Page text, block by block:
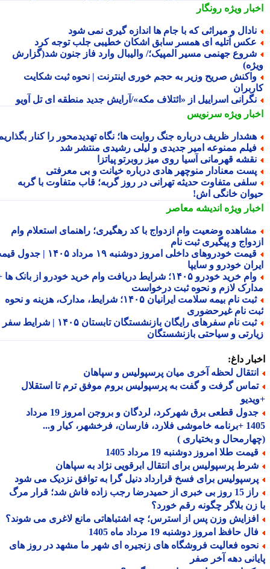
ویژهرونگار
و میراثی که با جام ها اندازه گیری نمی شود
آتلیه ای همسر سابق اشکان خطیبی جلب توجه کرد
جهنمی مسیر المپیک؛/ والیبال وارد فاز جنون شد(گزارش
صریح وزیر به حجم خوری اینترنت | نحوه ثبت شکایت
اسراییل از «ائتلاف مکه»/آرایش جدید منطقه ای تل آویو
ویژهسرنویس
ظریف درباره جنگ روایت ها؛ نگاه تهدیدمحور را کنار بگذاریم
ممنوعه امیر جدیدی و لیلی رشیدی منتشر شد
قهرمانی آسیا روی میز روبرتو پیاتزا
معنادار منوچهر هادی درباره خیانت و بی معرفتی
متفاوت حدیثه تهرانی در روز گربه؛ قاب متفاوت با گربه
خانگی اش!
ویژهاندیشه معاصر
وضعیت وام ازدواج با کد رهگیری؛ راهنمای استعلام وام
و پیگیری ثبت نام
قیمت خودروهای داخلی امروز دوشنبه ۱۹ مرداد ۱۴۰۵ | جدول قیمت
خودرو و سایپا
وام خرید خودرو ۱۴۰۵؛ شرایط دریافت وام خرید خودرو از بانک ها +
لازم و نحوه ثبت درخواست
ثبت نام بیمه سلامت ایرانیان ۱۴۰۵؛ شرایط، مدارک، هزینه و نحوه
نام غیرحضوری
ثبت نام سفرهای رایگان بازنشستگان تابستان ۱۴۰۵ | شرایط سفر
و سیاحتی بازنشستگان
داغ:
لحظه آخری میان پرسپولیس و سپاهان
گرفت و گفت به پرسپولیس بروم موفق ترم تا استقلال
جدول قطعی برق شهرکرد، لردگان و بروجن امروز 19 مرداد
1405 +برنامه خاموشی فلارد، فارسان، فرخشهر، کیار و...
و بختیاری )
طلا امروز دوشنبه 19 مرداد 1405
پرسپولیس برای انتقال ابرقویی نژاد به سپاهان
برای فسخ قرارداد دنیل گرا به توافق نزدیک می شود
راز 15 روز بی خبری از حمیدرضا رجب زاده فاش شد؛ قرار مرگ
زن بلاگر چگونه رقم خورد؟
وزن پس از استرس؛ چه اشتباهاتی مانع لاغری می شوند؟
حافظ امروز دوشنبه 19 مرداد ماه 1405
فعالیت فروشگاه های زنجیره ای شهر ما مشهد در روز های
دهه آخر صفر